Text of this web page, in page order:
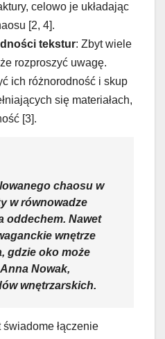
celowo je układając
[2, 4].
tekstur: Zbyt wiele
rozproszyć uwagę.
ich różnorodność i skup
się materiałach,
[3].
chaosu w
w równowadze
oddechem. Nawet
wnętrze
gdzie oko może
Nowak,
wnętrzarskich.
łączenie